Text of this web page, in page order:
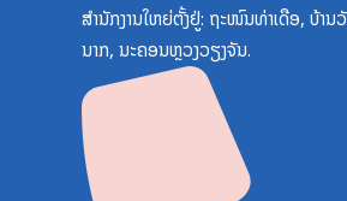
ສຳນັກງານໃຫຍ່ຕັ້ງຢູ່: ຖະໜົນທ່າເດືອ, ບ້ານ
ນາກ, ນະຄອນຫຼວງວຽງຈັນ.